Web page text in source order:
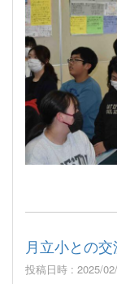
月立小との
投稿日時 : 2025/